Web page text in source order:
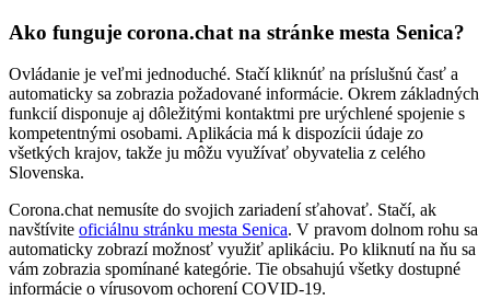
Ako funguje corona.chat na stránke mesta Senica?
Ovládanie je veľmi jednoduché. Stačí kliknúť na príslušnú časť a
automaticky sa zobrazia požadované informácie. Okrem základných
funkcií disponuje aj dôležitými kontaktmi pre urýchlené spojenie s
kompetentnými osobami. Aplikácia má k dispozícii údaje zo
všetkých krajov, takže ju môžu využívať obyvatelia z celého
Slovenska.
Corona.chat nemusíte do svojich zariadení sťahovať. Stačí, ak
navštívite oficiálnu stránku mesta Senica. V pravom dolnom rohu sa
automaticky zobrazí možnosť využiť aplikáciu. Po kliknutí na ňu sa
vám zobrazia spomínané kategórie. Tie obsahujú všetky dostupné
informácie o vírusovom ochorení COVID-19.